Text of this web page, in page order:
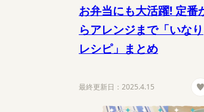
お弁当にも大活躍! 定番
らアレンジまで「いなり
レシピ」まとめ
最終更新日： 2025.4.15